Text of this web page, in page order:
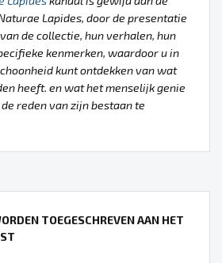
Lapides, door de presentatie
de collectie, hun verhalen, hun
kenmerken, waardoor u in
kunt ontdekken van wat
heeft. en wat het menselijk genie
reden van zijn bestaan te
TOEGESCHREVEN AAN HET